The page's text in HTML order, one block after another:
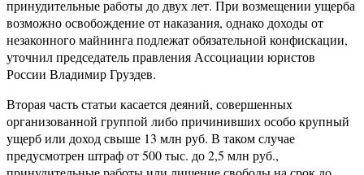
принудительные работы до двух лет. При возмещении ущерба
возможно освобождение от наказания, однако доходы от
незаконного майнинга подлежат обязательной конфискации,
уточнил председатель правления Ассоциации юристов
России Владимир Груздев.
Вторая часть статьи касается деяний, совершенных
организованной группой либо причинивших особо крупный
ущерб или доход свыше 13 млн руб. В таком случае
предусмотрен штраф от 500 тыс. до 2,5 млн руб.,